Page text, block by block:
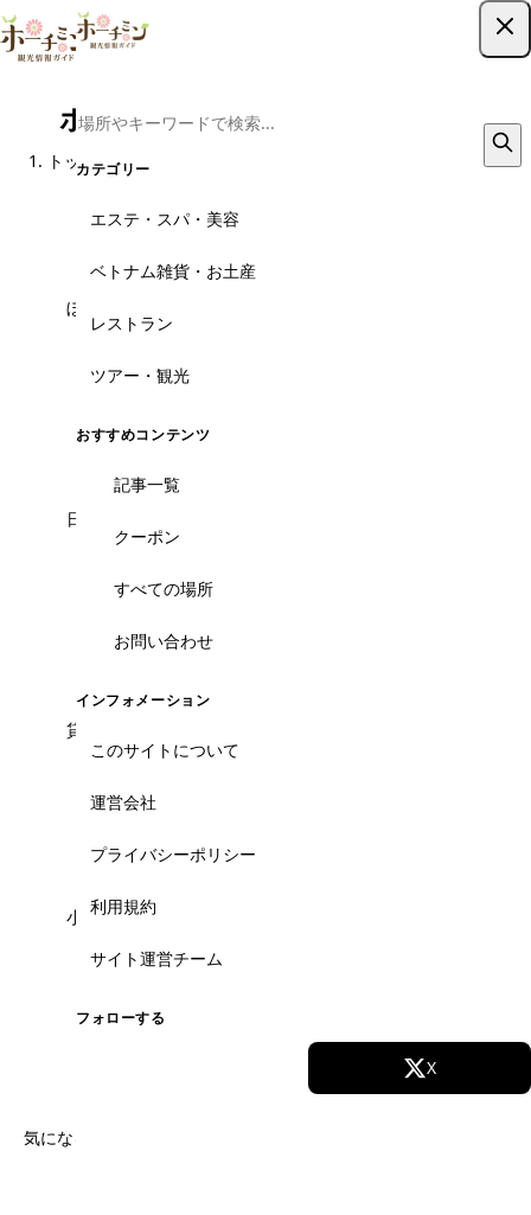
カテゴリー
エステ・スパ・美容
ベトナム雑貨・お土産
レストラン
ツアー・観光
おすすめコンテンツ
記事一覧
クーポン
すべての場所
お問い合わせ
インフォメーション
このサイトについて
運営会社
プライバシーポリシー
利用規約
サイト運営チーム
フォローする
X
ホーチミンのホーチミンメトロ
トップ観光スポット
こんなお悩みありませんか？
ぼったくりが怖い、明朗会計か不安...
の追加請求や不透明なチップ要求は一切ありませ
で、安心の固定料金で予約できます。
日本語ガイドが付いているか分からない...
須のお客様は「日本語ガイド」ラベルで絞り込め
す。
貸切・プライベートツアーは可能？
載。家族・友人グループ・社員旅行向けのカスタム
小さな子供連れでも参加できる？
子連れOK・体力負担少なめのツアーをスタッフが厳
ト込みで、無理なく回れるプランもLINEでご相談い
気になるツアーがあれば、まずはLINEでお気軽にご相談ください